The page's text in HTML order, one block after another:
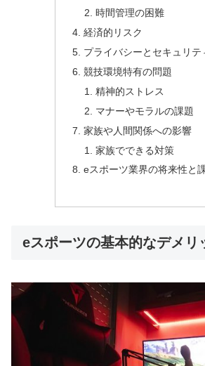
時間管理の困難
経済的リスク
プライバシーとセキュリテ
競技環境特有の問題
精神的ストレス
マナーやモラルの課題
家族や人間関係への影響
家族でできる対策
eスポーツ業界の将来性と
eスポーツの基本的なデメリ